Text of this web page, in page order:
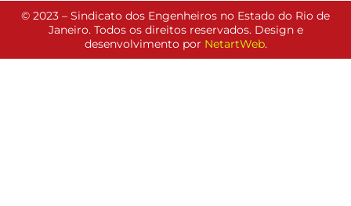
© 2023 – Sindicato dos Engenheiros no Estado do Rio de
Janeiro. Todos os direitos reservados. Design e
desenvolvimento por NetartWeb.